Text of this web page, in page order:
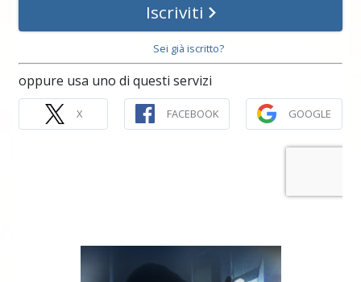
Iscriviti
Sei già iscritto?
oppure usa uno di questi servizi
X FACEBOOK GOOGLE